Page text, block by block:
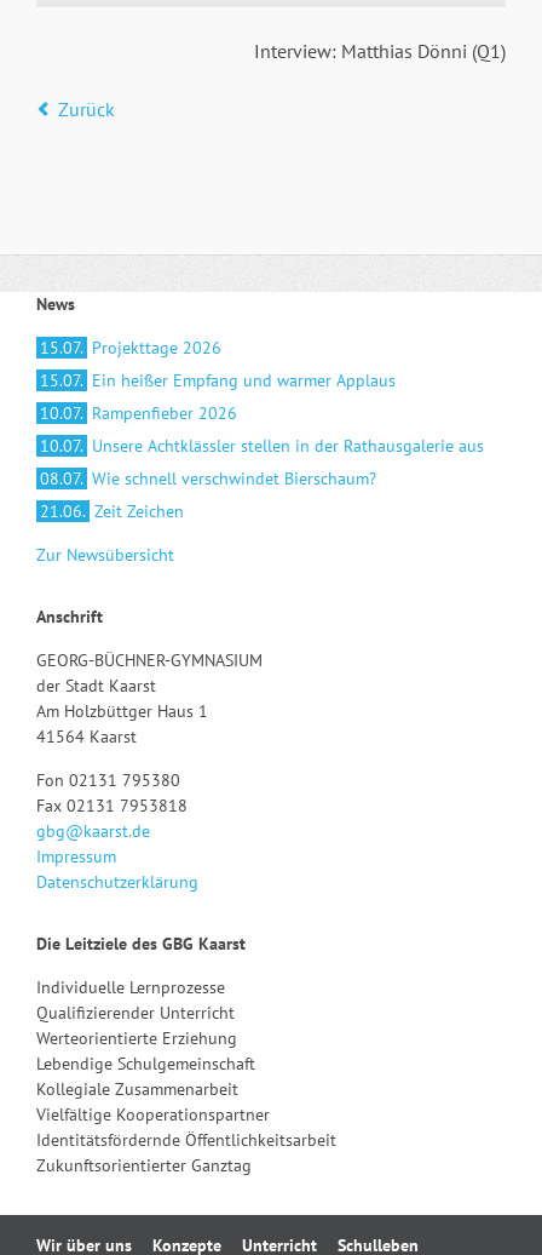
Interview: Matthias Dönni (Q1)
Zurück
News
15.07. Projekttage 2026
15.07. Ein heißer Empfang und warmer Applaus
10.07. Rampenfieber 2026
10.07. Unsere Achtklässler stellen in der Rathausgalerie aus
08.07. Wie schnell verschwindet Bierschaum?
21.06. Zeit Zeichen
Zur Newsübersicht
Anschrift
GEORG-BÜCHNER-GYMNASIUM
der Stadt Kaarst
Am Holzbüttger Haus 1
41564 Kaarst
Fon 02131 795380
Fax 02131 7953818
gbg@kaarst.de
Impressum
Datenschutzerklärung
Die Leitziele des GBG Kaarst
Individuelle Lernprozesse
Qualifizierender Unterricht
Werteorientierte Erziehung
Lebendige Schulgemeinschaft
Kollegiale Zusammenarbeit
Vielfältige Kooperationspartner
Identitätsfördernde Öffentlichkeitsarbeit
Zukunftsorientierter Ganztag
Navigation
Wir über uns Konzepte Unterricht Schulleben